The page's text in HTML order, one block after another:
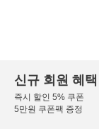
신규 회원 혜택
즉시 할인 5% 쿠폰
5만원 쿠폰팩 증정